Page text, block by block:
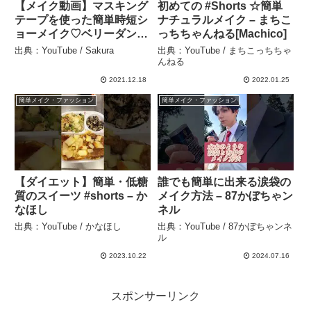
【メイク動画】マスキング
テープを使った簡単時短シ
ョーメイク♡ベリーダンス
♡ – Sakura
出典：YouTube / Sakura
2021.12.18
初めての #Shorts ☆簡単
ナチュラルメイク – まちこ
っちちゃんねる[Machico]
出典：YouTube / まちこっちちゃ
んねる
2022.01.25
簡単メイク・ファッション
【ダイエット】簡単・低糖
質のスイーツ #shorts – か
なほし
出典：YouTube / かなほし
2023.10.22
簡単メイク・ファッション
誰でも簡単に出来る涙袋の
メイク方法 – 87かぼちゃン
ネル
出典：YouTube / 87かぼちゃンネ
ル
2024.07.16
スポンサーリンク